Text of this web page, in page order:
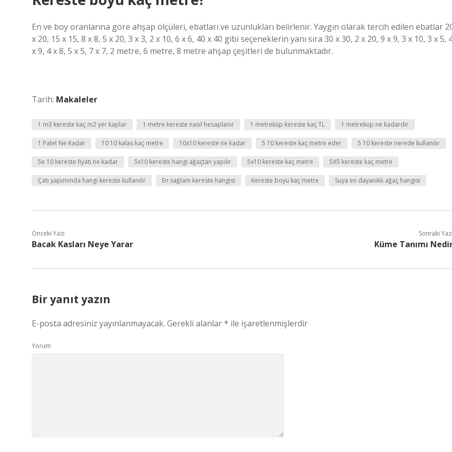
En ve boy oranlarına göre ahşap ölçüleri, ebatları ve uzunlukları belirlenir. Yaygın olarak tercih edilen ebatlar
x 20, 15 x 15, 8 x 8, 5 x 20, 3 x 3, 2 x 10, 6 x 6, 40 x 40 gibi seçeneklerin yanı sıra 30 x 30, 2 x 20, 9 x 9, 3 x 10, 3 x 5,
x 9, 4 x 8, 5 x 5, 7 x 7, 2 metre, 6 metre, 8 metre ahşap çeşitleri de bulunmaktadır.
Tarih: Makaleler
1 m3 kereste kaç m2 yer kaplar 1 metre kereste nasıl hesaplanır 1 metreküp kereste kaç TL 1 metreküp ne kadardır
1 Palet Ne Kadar 10 10 kalas kaç metre 10x10 kereste ne kadar 5 10 kereste kaç metre eder 5 10 kereste nerede kullanılır
5e 10 kereste fiyatı ne kadar 5x10 kereste hangi ağaçtan yapılır 5x10 kereste kaç metre 5X5 kereste kaç metre
Çatı yapımında hangi kereste kullanılır En sağlam kereste hangisi Kereste boyu kaç metre Suya en dayanıklı ağaç hangisi
Önceki Yazı
Bacak Kasları Neye Yarar
Sonraki
Küme Tanımı
Bir yanıt yazın
E-posta adresiniz yayınlanmayacak. Gerekli alanlar* ile işaretlenmişlerdir
Yorum